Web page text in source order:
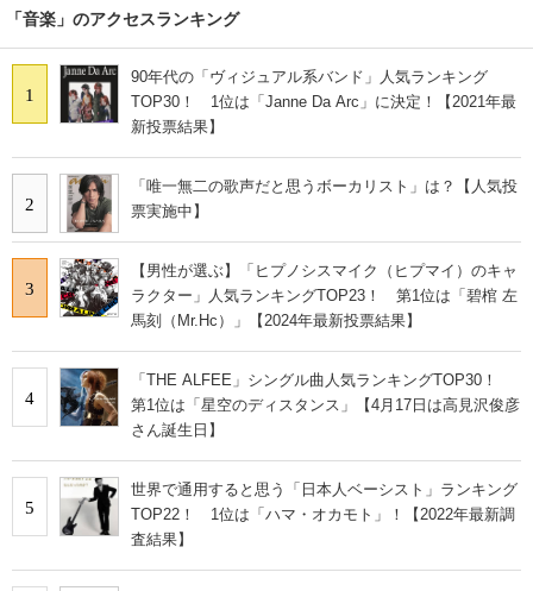
「音楽」のアクセスランキング
1
90年代の「ヴィジュアル系バンド」人気ランキング
TOP30！ 1位は「Janne Da Arc」に決定！【2021年最
新投票結果】
2
「唯一無二の歌声だと思うボーカリスト」は？【人気投
票実施中】
3
【男性が選ぶ】「ヒプノシスマイク（ヒプマイ）のキャ
ラクター」人気ランキングTOP23！ 第1位は「碧棺 左
馬刻（Mr.Hc）」【2024年最新投票結果】
4
「THE ALFEE」シングル曲人気ランキングTOP30！
第1位は「星空のディスタンス」【4月17日は高見沢俊彦
さん誕生日】
5
世界で通用すると思う「日本人ベーシスト」ランキング
TOP22！ 1位は「ハマ・オカモト」！【2022年最新調
査結果】